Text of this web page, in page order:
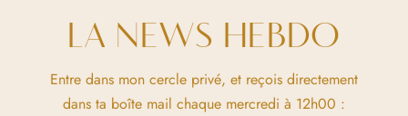
LA NEWS HEBDO
Entre dans mon cercle privé, et reçois directement
dans ta boîte mail chaque mercredi à 12h00 :